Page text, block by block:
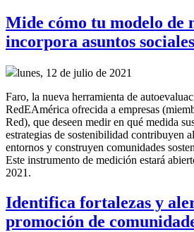
Mide cómo tu modelo de
incorpora asuntos sociales
lunes, 12 de julio de 2021
Faro, la nueva herramienta de
RedEAmérica ofrecida a empresas
Red), que deseen medir en qué medida
estrategias de sostenibilidad contribuyen
entornos y construyen comunidades
Este instrumento de medición estará
2021.
Identifica fortalezas y
promoción de